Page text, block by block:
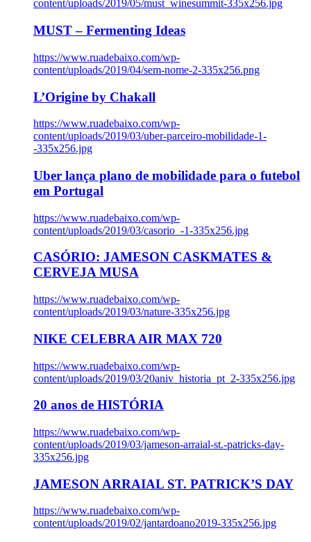
content/uploads/2019/05/must_winesummit-335x256.jpg
MUST – Fermenting Ideas
https://www.ruadebaixo.com/wp-
content/uploads/2019/04/sem-nome-2-335x256.png
L’Origine by Chakall
https://www.ruadebaixo.com/wp-
content/uploads/2019/03/uber-parceiro-mobilidade-1-
-335x256.jpg
Uber lança plano de mobilidade para o futebol
em Portugal
https://www.ruadebaixo.com/wp-
content/uploads/2019/03/casorio_-1-335x256.jpg
CASÓRIO: JAMESON CASKMATES &
CERVEJA MUSA
https://www.ruadebaixo.com/wp-
content/uploads/2019/03/nature-335x256.jpg
NIKE CELEBRA AIR MAX 720
https://www.ruadebaixo.com/wp-
content/uploads/2019/03/20aniv_historia_pt_2-335x256.jpg
20 anos de HISTÓRIA
https://www.ruadebaixo.com/wp-
content/uploads/2019/03/jameson-arraial-st.-patricks-day-
335x256.jpg
JAMESON ARRAIAL ST. PATRICK’S DAY
https://www.ruadebaixo.com/wp-
content/uploads/2019/02/jantardoano2019-335x256.jpg